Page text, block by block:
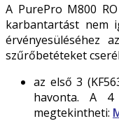
A PurePro M800
karbantartást nem
érvényesüléséhez
szűrőbetéteket
az első 3
havonta. A
megtekintheti: